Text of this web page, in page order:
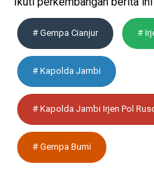
# Gempa Cianjur #
# Kapolda Jambi
# Kapolda Jambi Irjen Pol
# Gempa Bumi